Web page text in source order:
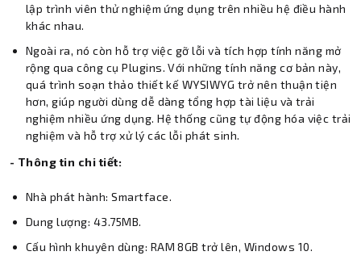
lập trình viên thử nghiệm ứng dụng trên nhiều hệ điều hành
khác nhau.
Ngoài ra, nó còn hỗ trợ việc gỡ lỗi và tích hợp tính năng mở
rộng qua công cụ Plugins. Với những tính năng cơ bản này,
quá trình soạn thảo thiết kế WYSIWYG trở nên thuận tiện
hơn, giúp người dùng dễ dàng tổng hợp tài liệu và trải
nghiệm nhiều ứng dụng. Hệ thống cũng tự động hóa việc trải
nghiệm và hỗ trợ xử lý các lỗi phát sinh.
- Thông tin chi tiết:
Nhà phát hành: Smartface.
Dung lượng: 43.75MB.
Cấu hình khuyên dùng: RAM 8GB trở lên, Windows 10.